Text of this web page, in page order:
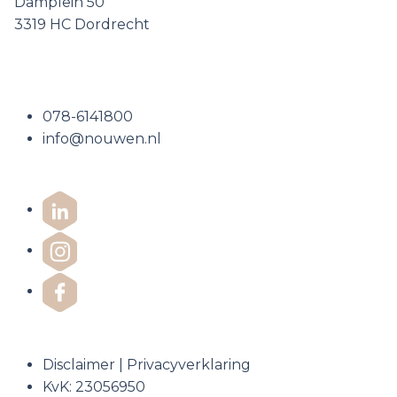
3319 HC Dordrecht
078-6141800
info@nouwen.nl
Disclaimer
Privacyverklaring
KvK: 23056950